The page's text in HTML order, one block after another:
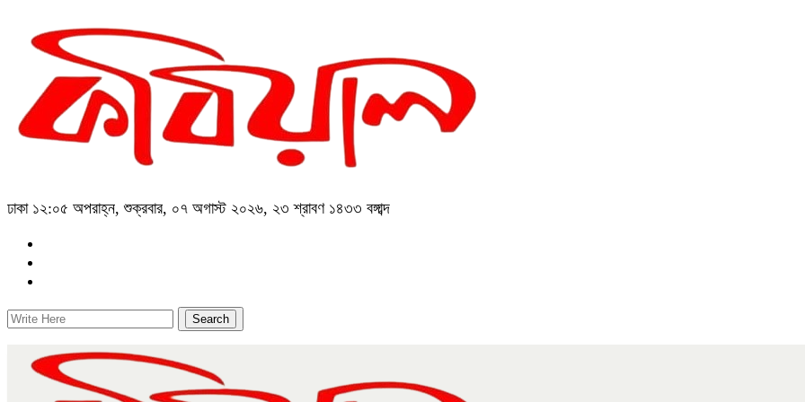
ঢাকা ১২:০৫ অপরাহ্ন, শুক্রবার, ০৭ অগাস্ট ২০২৬, ২৩ শ্রাবণ ১৪৩৩ বঙ্গাব্দ